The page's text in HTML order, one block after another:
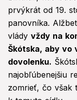
prvýkrát od 19.
panovníka.
vlády vždy na
Škótska, aby vo
dovolenku.
najobľúbenejšiu
zomrieť, čo však